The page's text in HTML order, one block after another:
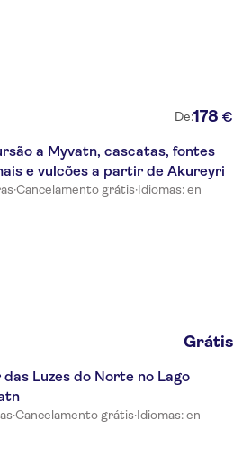
Iceland
Baths
Akureyri
Hafnarstræti
De:178 €
a Myvatn, cascatas, fontes
e vulcões a partir de Akureyri
·Cancelamento grátis·Idiomas: en
Grátis
das Luzes do Norte no Lago
·Cancelamento grátis·Idiomas: en